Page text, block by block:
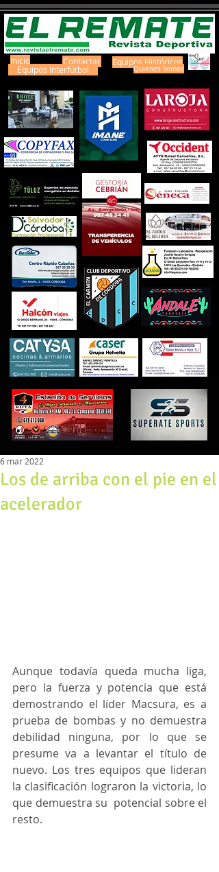
Inicio Contactar
Equipos Interfútbol
Equipos Históricos
Quienes Somos
Los de arriba con el pie en el
acelerador
6 mar 2022
Aunque todavía queda mucha liga,
pero la fuerza y potencia que está
demostrando el líder Macsura, es a
prueba de bombas y no demuestra
debilidad ninguna, por lo que se
presume va a levantar el título de
nuevo. Los tres equipos que lideran
la clasificación lograron la victoria, lo
que demuestra su  potencial sobre el
resto.